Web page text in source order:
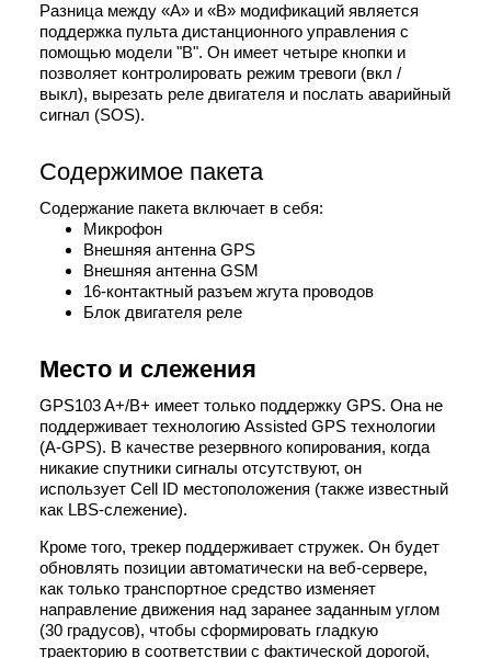
Разница между «А» и «В» модификаций является
поддержка пульта дистанционного управления с
помощью модели "B". Он имеет четыре кнопки и
позволяет контролировать режим тревоги (вкл /
выкл), вырезать реле двигателя и послать аварийный
сигнал (SOS).
Содержимое пакета
Содержание пакета включает в себя:
Микрофон
Внешняя антенна GPS
Внешняя антенна GSM
16-контактный разъем жгута проводов
Блок двигателя реле
Место и слежения
GPS103 A+/B+ имеет только поддержку GPS. Она не
поддерживает технологию Assisted GPS технологии
(A-GPS). В качестве резервного копирования, когда
никакие спутники сигналы отсутствуют, он
использует Cell ID местоположения (также известный
как LBS-слежение).
Кроме того, трекер поддерживает стружек. Он будет
обновлять позиции автоматически на веб-сервере,
как только транспортное средство изменяет
направление движения над заранее заданным углом
(30 градусов), чтобы сформировать гладкую
траекторию в соответствии с фактической дорогой,